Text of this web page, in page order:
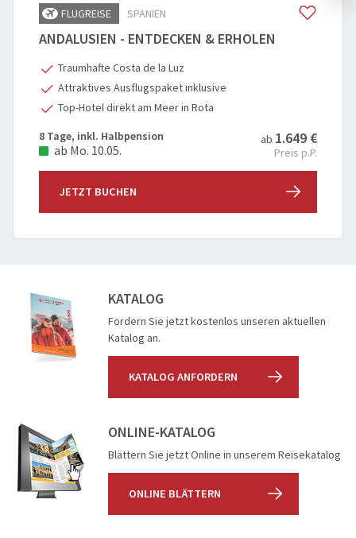
FLUGREISE SPANIEN
ANDALUSIEN - ENTDECKEN & ERHOLEN
Traumhafte Costa de la Luz
Attraktives Ausflugspaket inklusive
Top-Hotel direkt am Meer in Rota
8 Tage, inkl. Halbpension
ab Mo. 10.05.
ab 1.649 €
Preis p.P.
JETZT BUCHEN
KATALOG
Fordern Sie jetzt kostenlos unseren aktuellen
Katalog an.
KATALOG ANFORDERN
ONLINE-KATALOG
Blättern Sie jetzt Online in unserem Reisekatalog
ONLINE BLÄTTERN